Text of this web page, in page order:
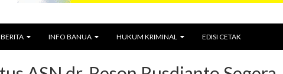
INFO BANUA HUKUM KRIMINAL EDISI CETAK